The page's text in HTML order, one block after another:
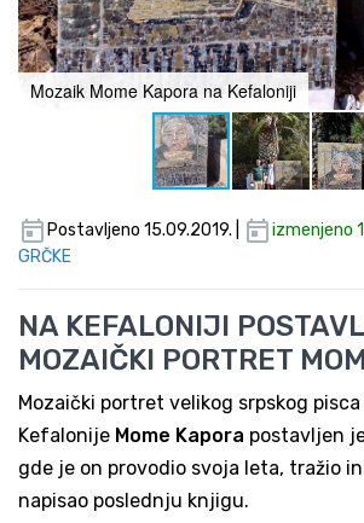
Mozaik Mome Kapora na Kefaloniji
Postavljeno 15.09.2019. | izmenjeno
GRČKE
NA KEFALONIJI
MOZAIČKI PORTRET
Mozaički portret velikog srpskog
Kefalonije Mome Kapora postavljen
gde je on provodio svoja leta, tražio
napisao poslednju knjigu.